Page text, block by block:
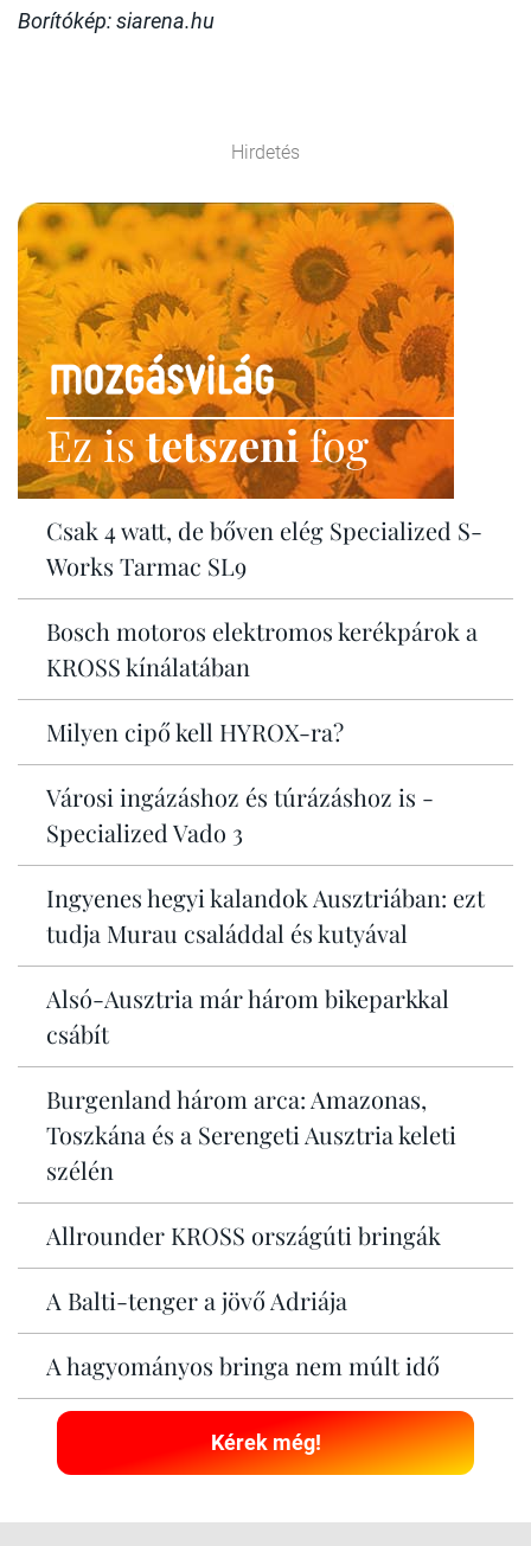
Borítókép: siarena.hu
Hirdetés
Ez istetszenifog
Csak 4 watt, de bőven elég Specialized S-
Works Tarmac SL9
Bosch motoros elektromos kerékpárok a
KROSS kínálatában
Milyen cipő kell HYROX-ra?
Városi ingázáshoz és túrázáshoz is -
Specialized Vado 3
Ingyenes hegyi kalandok Ausztriában: ezt
tudja Murau családdal és kutyával
Alsó-Ausztria már három bikeparkkal
csábít
Burgenland három arca: Amazonas,
Toszkána és a Serengeti Ausztria keleti
szélén
Allrounder KROSS országúti bringák
A Balti-tenger a jövő Adriája
A hagyományos bringa nem múlt idő
Kérek még!